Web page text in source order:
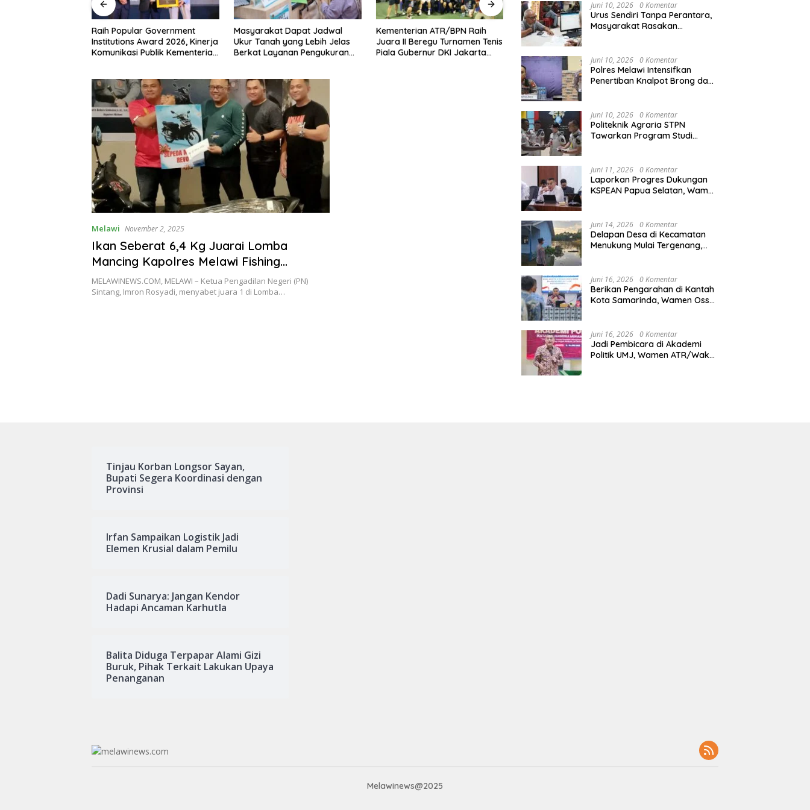
Raih Popular Government
Institutions Award 2026, Kinerja
Komunikasi Publik Kementerian
Masyarakat Dapat Jadwal
Ukur Tanah yang Lebih Jelas
Berkat Layanan Pengukuran
Kementerian ATR/BPN Raih
Juara II Beregu Turnamen Tenis
Piala Gubernur DKI Jakarta
Melawi Naik ke Peringkat 10
Sementara MTQ XXXIV Kalbar
Terbuka
Kapolres Melawi AKBP
Bhabinkamtibmas
Melawi November 2, 2025
Ikan Seberat 6,4 Kg Juarai Lomba
Mancing Kapolres Melawi Fishing
Tournament
MELAWINEWS.COM, MELAWI – Ketua Pengadilan Negeri (PN)
Sintang, Imron Rosyadi, menyabet juara 1 di Lomba…
Agraria/Pertanahan dan Tata
Ruang
Juni 10, 2026 0 Komentar
Urus Sendiri Tanpa Perantara,
Masyarakat Rasakan
Juni 10, 2026 0 Komentar
Polres Melawi Intensifkan
Penertiban Knalpot Brong dan
Juni 10, 2026 0 Komentar
Politeknik Agraria STPN
Tawarkan Program Studi
Juni 11, 2026 0 Komentar
Laporkan Progres Dukungan
KSPEAN Papua Selatan, Wamen
Nasional
Juni 14, 2026 0 Komentar
Delapan Desa di Kecamatan
Menukung Mulai Tergenang,
Juni 16, 2026 0 Komentar
Berikan Pengarahan di Kantah
Kota Samarinda, Wamen Ossy:
Kalimantan Timur
Juni 16, 2026 0 Komentar
Jadi Pembicara di Akademi
Politik UMJ, Wamen ATR/Waka
Tinjau Korban Longsor Sayan,
Bupati Segera Koordinasi dengan
Provinsi
Irfan Sampaikan Logistik Jadi
Elemen Krusial dalam Pemilu
Dadi Sunarya: Jangan Kendor
Hadapi Ancaman Karhutla
Balita Diduga Terpapar Alami Gizi
Buruk, Pihak Terkait Lakukan Upaya
Penanganan
Melawinews@2025